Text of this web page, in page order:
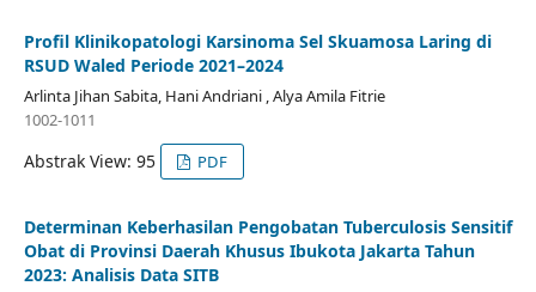
Profil Klinikopatologi Karsinoma Sel Skuamosa Laring di
RSUD Waled Periode 2021–2024
Arlinta Jihan Sabita, Hani Andriani , Alya Amila Fitrie
1002-1011
Abstrak View: 95 PDF
Determinan Keberhasilan Pengobatan Tuberculosis Sensitif
Obat di Provinsi Daerah Khusus Ibukota Jakarta Tahun
2023: Analisis Data SITB